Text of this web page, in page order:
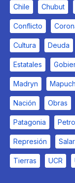
Chile Chubut
Conflicto
Cultura Deuda
Estatales
Madryn
Nación Obras
Patagonia
Represión
Tierras UCR